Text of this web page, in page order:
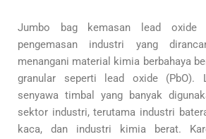
Jumbo bag kemasan lead oxide
pengemasan industri yang
menangani material kimia berbahaya
granular seperti lead oxide (PbO).
senyawa timbal yang banyak
sektor industri, terutama industri
kaca, dan industri kimia berat.